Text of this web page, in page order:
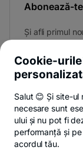
Abonează-
Și afli primul
Privacy
Cookie-
Salut 😊 Și site-ul
necesare sunt
ului și nu pot fi
performanță și
acordul tău.